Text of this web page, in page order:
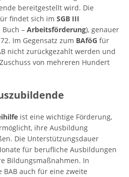
bereitgestellt wird. Die
findet sich im SGB III
– Arbeitsförderung), genauer
Im Gegensatz zum BAföG für
nicht zurückgezahlt werden und
von mehreren Hundert
ist eine wichtige Förderung,
ihre Ausbildung
Die Unterstützungsdauer
für berufliche Ausbildungen
Bildungsmaßnahmen. In
auch für eine zweite